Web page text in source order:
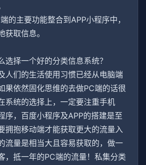
的主要功能整合到APP小程序中，
获取信息。
选择一个好的分类信息系统？
人们的生活使用习惯已经从电脑端
果依然固化思维的去做PC端的话很
系统的选择上，一定要注重手机
序，百度小程序及APP的搭建是至
拥抱移动端才能获取更大的流量入
流量是相当大且容易获取的，做一
，抵一年的PC端的流量！私集分类